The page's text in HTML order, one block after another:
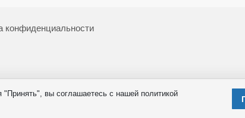
конфиденциальности
вы соглашаетесь с нашей политикой